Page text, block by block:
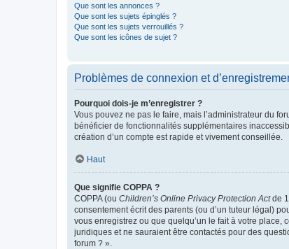
Que sont les annonces ?
Que sont les sujets épinglés ?
Que sont les sujets verrouillés ?
Que sont les icônes de sujet ?
Problèmes de connexion et
Pourquoi dois-je m’enregistrer ?
Vous pouvez ne pas le faire, mais l’administrateur du
bénéficier de fonctionnalités supplémentaires
création d’un compte est rapide et vivement conseillée.
Haut
Que signifie COPPA ?
COPPA (ou Children’s Online Privacy Protection Actde
consentement écrit des parents (ou d’un tuteur légal)
vous enregistrez ou que quelqu’un le fait à votre
juridiques et ne sauraient être contactés pour des
forum ? ».